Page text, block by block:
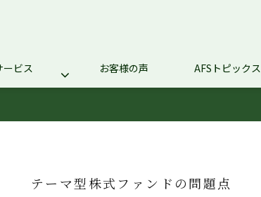
ービス お客様の声 AFSトピックス
テーマ型株式ファンドの問題点